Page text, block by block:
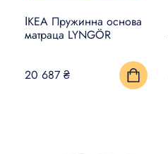
ІКЕА Пружинна основа
матраца LYNGÖR
20 687 ₴